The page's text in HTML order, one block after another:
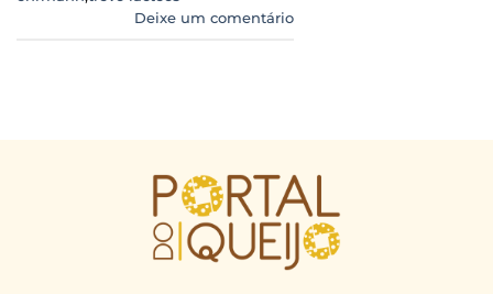
Deixe um comentário